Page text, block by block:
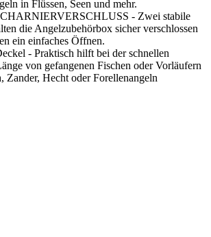
in Flüssen, Seen und mehr.
- Zwei stabile
die Angelzubehörbox sicher verschlossen
ein einfaches Öffnen.
- Praktisch hilft bei der schnellen
von gefangenen Fischen oder Vorläufern
Zander, Hecht oder Forellenangeln